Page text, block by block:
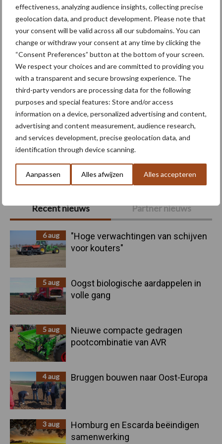
effectiveness, analyzing audience insights, collecting precise
geolocation data, and product development. Please note that
your consent will be valid across all our subdomains. You can
change or withdraw your consent at any time by clicking the
“Consent Preferences” button at the bottom of your screen.
We respect your choices and are committed to providing you
with a transparent and secure browsing experience. The
third-party vendors are processing data for the following
purposes and special features: Store and/or access
information on a device, personalized advertising and content,
advertising and content measurement, audience research,
and services development, precise geolocation data, and
identification through device scanning.
Aanpassen Alles afwijzen Alles accepteren
Primaire
Sidebar
Recent nieuws Partner nieuws
6 aug
"Hoge verwachtingen van schijven
voor kouters"
5 aug
Oogst biologische aardappelen in
volle gang
5 aug
Nieuwe compacte gedragen
pootcombinatie van AVR
4 aug Bruggen bouwen naar Oost-Europa
3 aug
Homburg en Escarda beëindigen
samenwerking
Themapagina's
Machines Duurzaamheid
Kunstmeststrooier Pootmachine